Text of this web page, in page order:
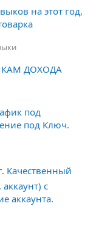
на этот год,
ДОХОДА
под
под Ключ.
Качественный
с
аккаунта.